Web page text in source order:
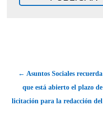
← Asuntos Sociales recuerda
que está abierto el plazo de
licitación para la redacción del